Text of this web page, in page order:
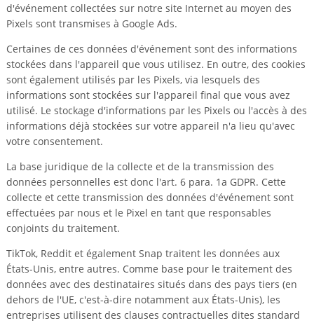
d'événement collectées sur notre site Internet au moyen des
Pixels sont transmises à Google Ads.
Certaines de ces données d'événement sont des informations
stockées dans l'appareil que vous utilisez. En outre, des cookies
sont également utilisés par les Pixels, via lesquels des
informations sont stockées sur l'appareil final que vous avez
utilisé. Le stockage d'informations par les Pixels ou l'accès à des
informations déjà stockées sur votre appareil n'a lieu qu'avec
votre consentement.
La base juridique de la collecte et de la transmission des
données personnelles est donc l'art. 6 para. 1a GDPR. Cette
collecte et cette transmission des données d'événement sont
effectuées par nous et le Pixel en tant que responsables
conjoints du traitement.
TikTok, Reddit et également Snap traitent les données aux
États-Unis, entre autres. Comme base pour le traitement des
données avec des destinataires situés dans des pays tiers (en
dehors de l'UE, c'est-à-dire notamment aux États-Unis), les
entreprises utilisent des clauses contractuelles dites standard